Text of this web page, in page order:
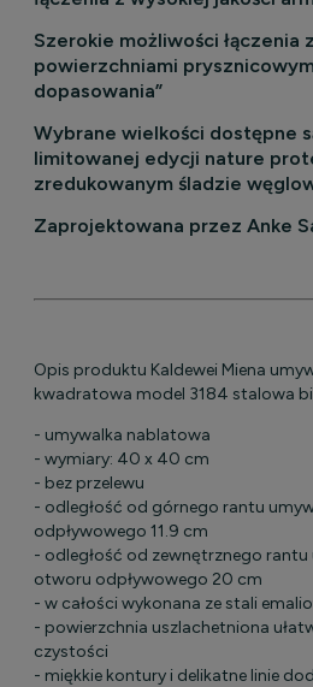
Szerokie możliwości łączenia
powierzchniami
dopasowania”
Wybrane wielkości dostępne
limitowanej edycji nature
zredukowanym śladzie
Zaprojektowana przez Anke
Opis produktu Kaldewei Miena
kwadratowa model 3184 stalowa
- umywalka nablatowa
- wymiary: 40 x 40 cm
- bez przelewu
- odległość od górnego rantu
odpływowego 11.9 cm
- odległość od zewnętrznego
otworu odpływowego 20 cm
- w całości wykonana ze stali
- powierzchnia uszlachetniona
czystości
- miękkie kontury i delikatne linie